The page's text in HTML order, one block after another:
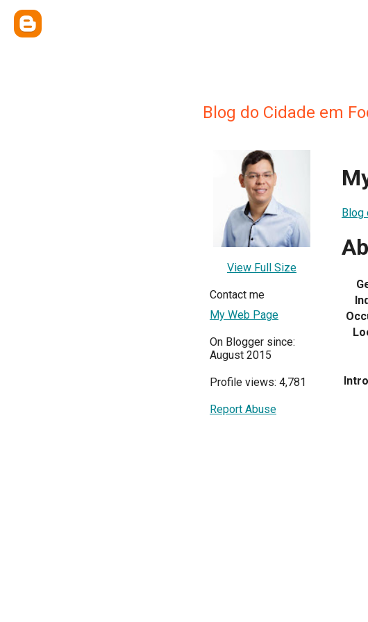
Blog do Cidade em
View Full Size
Contact me
My Web Page
On Blogger since:
August 2015
Profile views: 4,781
Report Abuse
Blog